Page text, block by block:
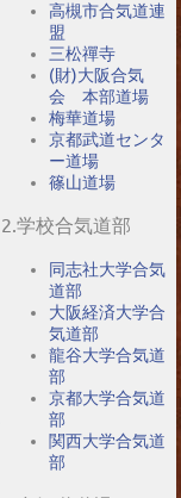
高槻市合気道連
盟
三松禪寺
(財)大阪合気
会 本部道場
梅華道場
京都武道センタ
ー道場
篠山道場
2.学校合気道部
同志社大学合気
道部
大阪経済大学合
気道部
龍谷大学合気道
部
京都大学合気道
部
関西大学合気道
部